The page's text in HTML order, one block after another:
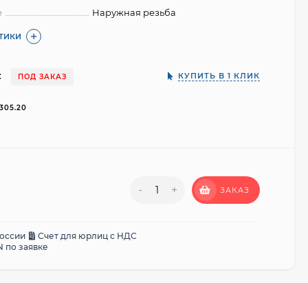
Наружная резьба
ПОД ЗАКАЗ КУПИТЬ В 1 КЛИК
- + ЗАКАЗ
Счет для юрлиц с НДС
по заявке